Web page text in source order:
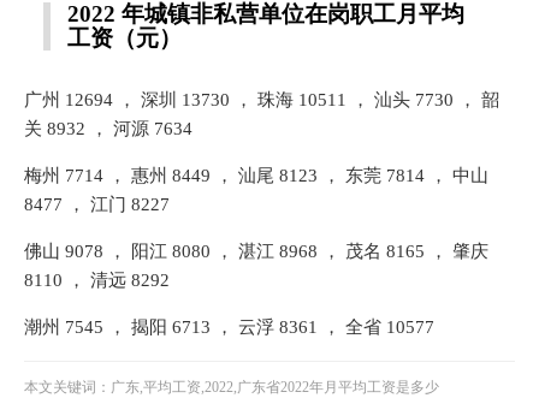
2022 年城镇非私营单位在岗职工月平均
工资（元）
广州 12694 ， 深圳 13730 ， 珠海 10511 ， 汕头 7730 ， 韶
关 8932 ， 河源 7634
梅州 7714 ， 惠州 8449 ， 汕尾 8123 ， 东莞 7814 ， 中山
8477 ， 江门 8227
佛山 9078 ， 阳江 8080 ， 湛江 8968 ， 茂名 8165 ， 肇庆
8110 ， 清远 8292
潮州 7545 ， 揭阳 6713 ， 云浮 8361 ， 全省 10577
本文关键词：广东,平均工资,2022,广东省2022年月平均工资是多少